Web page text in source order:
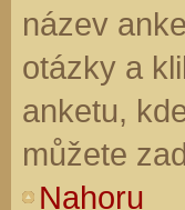
název
otázky a
anketu,
můžete
Nahoru